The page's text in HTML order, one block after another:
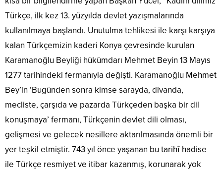
Türkçe, ilk kez 13. yüzyılda devlet yazışmalarında
kullanılmaya başlandı. Unutulma tehlikesi ile karşı karşıya
kalan Türkçemizin kaderi Konya çevresinde kurulan
Karamanoğlu Beyliği hükümdarı Mehmet Beyin 13 Mayıs
1277 tarihindeki fermanıyla değişti. Karamanoğlu Mehmet
Bey’in ‘Bugünden sonra kimse sarayda, divanda,
mecliste, çarşıda ve pazarda Türkçeden başka bir dil
konuşmaya’ fermanı, Türkçenin devlet dili olması,
gelişmesi ve gelecek nesillere aktarılmasında önemli bir
yer teşkil etmiştir. 743 yıl önce yaşanan bu tarihî hadise
ile Türkçe resmiyet ve itibar kazanmış, korunarak yok